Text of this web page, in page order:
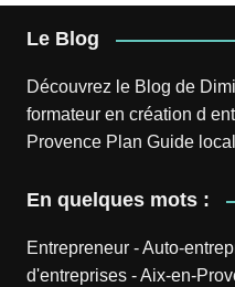
Le Blog
Découvrez le Blog de
formateur en création d
Provence Plan Guide local
En quelques mots :
Entrepreneur-Auto-
d'entreprises-Aix-en-